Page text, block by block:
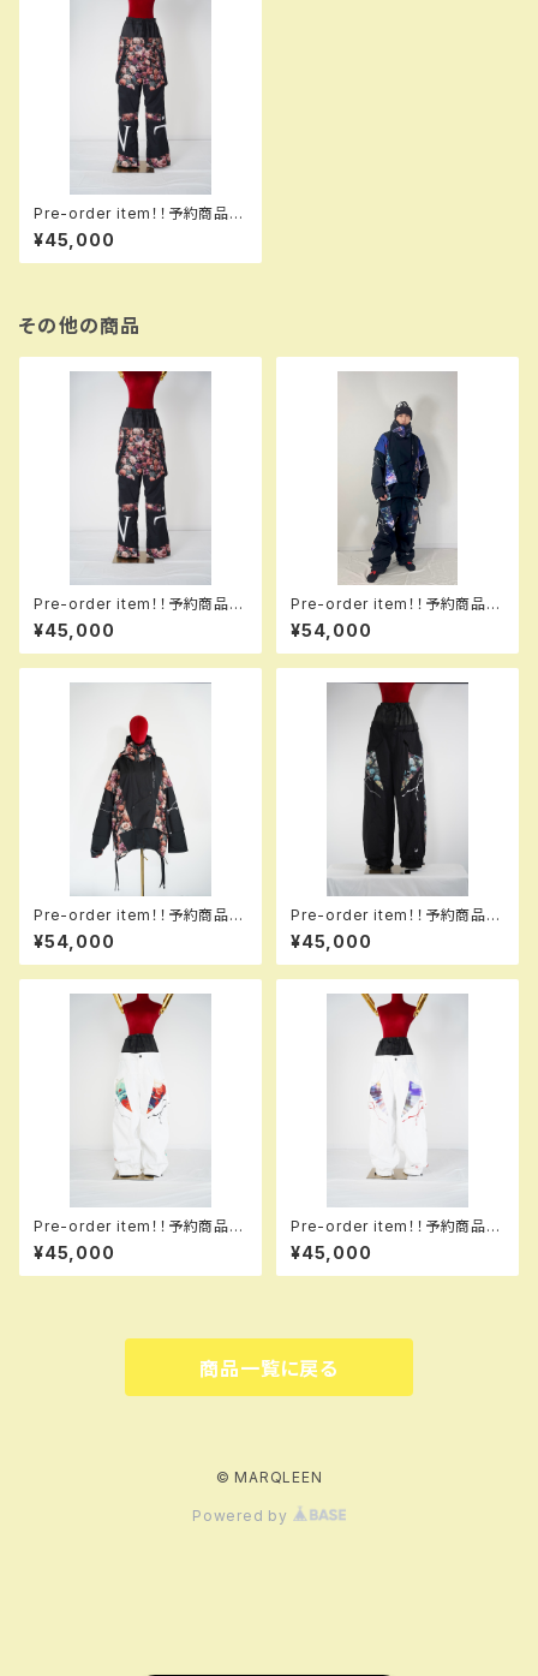
Pre-order item！！予約商品で
す！！MQ07500 EM GALAXX
XY pants EM 703 hflpk e
m！！送料無料（日本国内のみ）
¥45,000
その他の商品
Pre-order item！！予約商品で
す！！MQ07500 EM GALAXX
XY pants EM 703 hflpk e
m！！送料無料（日本国内のみ）
¥45,000
Pre-order item！！予約商品で
す！！MQ07003 +++ jacket 1
13 tokyo！！送料無料（日本国
内のみ）サービス中です！！
¥54,000
Pre-order item！！予約商品で
す！！MQ07003 EM +++ jack
et EM 994 hflpkbk em！！送
料無料（日本国内のみ）サービス
¥54,000
Pre-order item！！予約商品で
す！！MQ07503 EM ＋＋＋ pa
nts EM 993 hflmtbk em！！
送料無料（日本国内のみ）サービ
¥45,000
Pre-order item！！予約商品で
す！！MQ07503 ＋＋＋ pants
917 kathmiw！！送料無料（日
本国内のみ）サービス中です！！
¥45,000
Pre-order item！！予約商品で
す！！MQ07503 ＋＋＋ pants
005 tww！！送料無料（日本国
内のみ）サービス中です！！
¥45,000
商品一覧に戻る
© MARQLEEN
Powered by